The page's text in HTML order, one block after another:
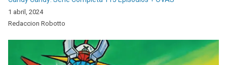
1 abril, 2024
Redaccion Robotto